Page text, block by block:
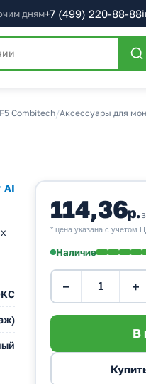
дням+7 (499) 220-88-88
Combitech/Аксессуары для
AI
114,36р.
* цена указана с учетом
Наличие
− +